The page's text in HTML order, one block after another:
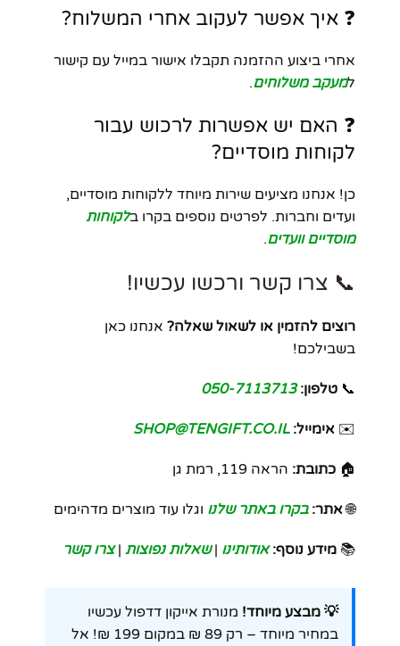
❓ איך אפשר לעקוב אחרי המשלוח?
אחרי ביצוע ההזמנה תקבלו אישור במייל עם קישור
למעקב משלוחים.
❓ האם יש אפשרות לרכוש עבור
לקוחות מוסדיים?
כן! אנחנו מציעים שירות מיוחד ללקוחות מוסדיים,
ועדים וחברות. לפרטים נוספים בקרו בלקוחות
מוסדיים וועדים.
📞 צרו קשר ורכשו עכשיו!
רוצים להזמין או לשאול שאלה? אנחנו כאן
בשבילכם!
📞 טלפון: 050-7113713
✉️ אימייל: SHOP@TENGIFT.CO.IL
🏠 כתובת: הראה 119, רמת גן
🌐אתר: בקרו באתר שלנו וגלו עוד מוצרים מדהימים
📚 מידע נוסף: אודותינו |שאלות נפוצות |צרו קשר
💡 מבצע מיוחד! מנורת אייקון דדפול עכשיו
במחיר מיוחד – רק 89 ₪ במקום 199 ₪! אל